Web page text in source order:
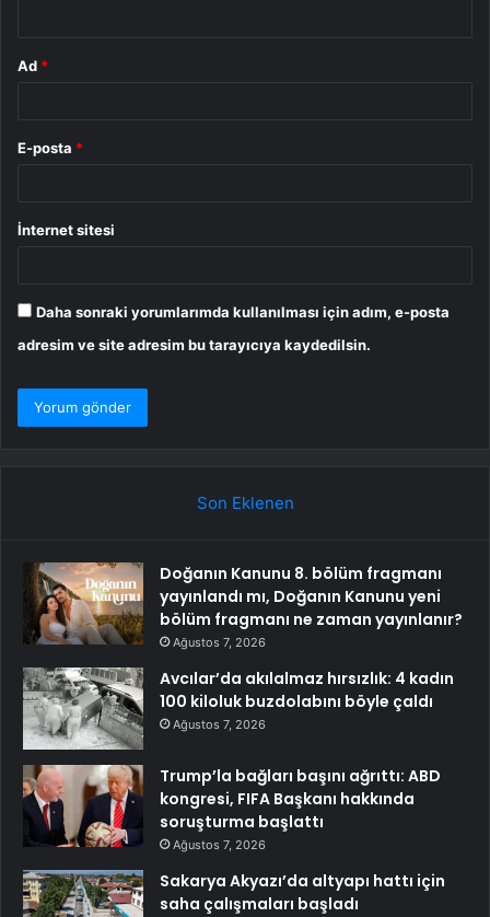
Ad *
E-posta *
İnternet sitesi
Daha sonraki yorumlarımda kullanılması için adım, e-posta
adresim ve site adresim bu tarayıcıya kaydedilsin.
Son Eklenen
Doğanın Kanunu 8. bölüm fragmanı
yayınlandı mı, Doğanın Kanunu yeni
bölüm fragmanı ne zaman yayınlanır?
Ağustos 7, 2026
Avcılar’da akılalmaz hırsızlık: 4 kadın
100 kiloluk buzdolabını böyle çaldı
Ağustos 7, 2026
Trump’la bağları başını ağrıttı: ABD
kongresi, FIFA Başkanı hakkında
soruşturma başlattı
Ağustos 7, 2026
Sakarya Akyazı’da altyapı hattı için
saha çalışmaları başladı